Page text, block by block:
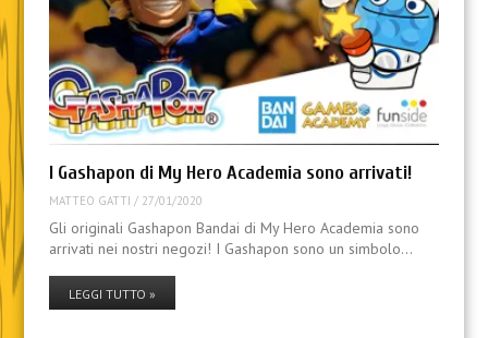
I Gashapon di My Hero Academia sono arrivati!
MATTEO GATTI / 27/01/2020
Gli originali Gashapon Bandai di My Hero Academia sono
arrivati nei nostri negozi! I Gashapon sono un simbolo…
LEGGI TUTTO »